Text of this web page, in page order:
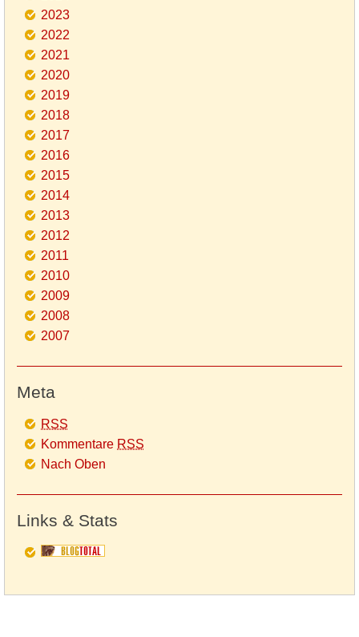
2023
2022
2021
2020
2019
2018
2017
2016
2015
2014
2013
2012
2011
2010
2009
2008
2007
Meta
RSS
Kommentare RSS
Nach Oben
Links & Stats